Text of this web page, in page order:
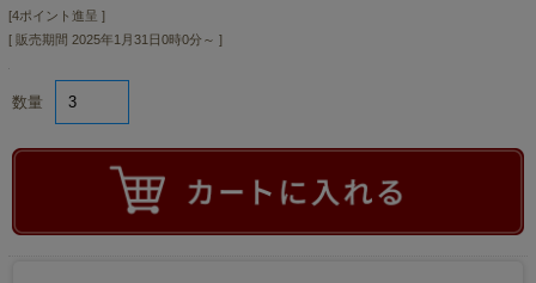
[4ポイント進呈 ]
[ 販売期間 2025年1月31日0時0分 ～ ]
数量